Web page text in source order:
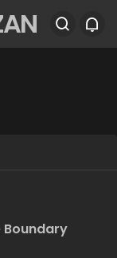
Boundary